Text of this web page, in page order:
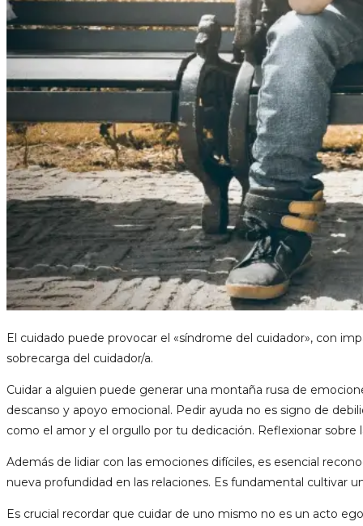
El cuidado puede provocar el «síndrome del cuidador», con
sobrecarga del cuidador/a.
Cuidar a alguien puede generar una montaña rusa de
descanso y apoyo emocional. Pedir ayuda no es signo de
como el amor y el orgullo por tu dedicación. Reflexionar
Además de lidiar con las emociones difíciles, es esencial
nueva profundidad en las relaciones. Es fundamental
Es crucial recordar que cuidar de uno mismo no es un acto